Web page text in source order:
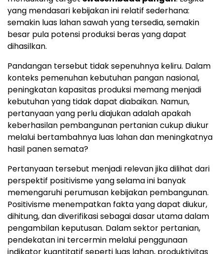
yang mendasari kebijakan ini relatif sederhana:
semakin luas lahan sawah yang tersedia, semakin
besar pula potensi produksi beras yang dapat
dihasilkan.
Pandangan tersebut tidak sepenuhnya keliru. Dalam
konteks pemenuhan kebutuhan pangan nasional,
peningkatan kapasitas produksi memang menjadi
kebutuhan yang tidak dapat diabaikan. Namun,
pertanyaan yang perlu diajukan adalah apakah
keberhasilan pembangunan pertanian cukup diukur
melalui bertambahnya luas lahan dan meningkatnya
hasil panen semata?
Pertanyaan tersebut menjadi relevan jika dilihat dari
perspektif positivisme yang selama ini banyak
memengaruhi perumusan kebijakan pembangunan.
Positivisme menempatkan fakta yang dapat diukur,
dihitung, dan diverifikasi sebagai dasar utama dalam
pengambilan keputusan. Dalam sektor pertanian,
pendekatan ini tercermin melalui penggunaan